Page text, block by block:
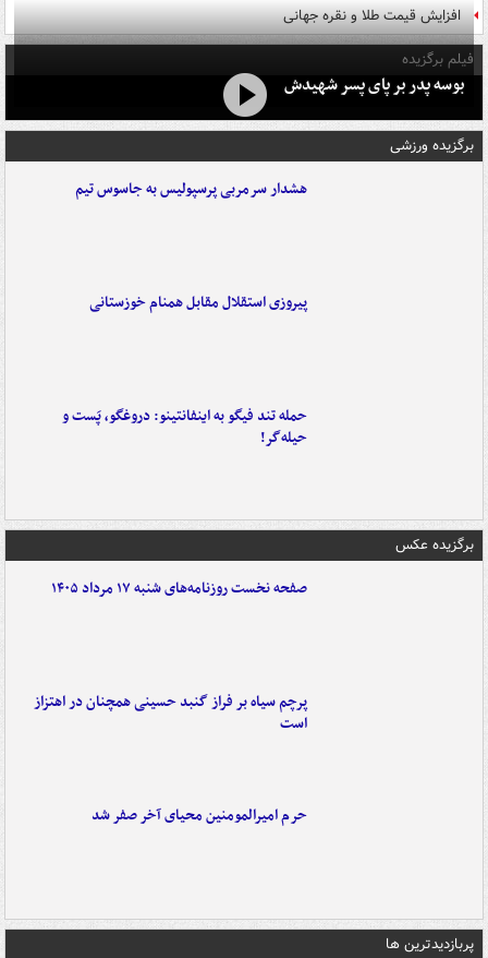
افزایش قیمت طلا و نقره جهانی
فیلم برگزیده
بوسه‌ پدر بر پای پسر شهیدش
برگزیده ورزشی
هشدار سرمربی پرسپولیس به جاسوس تیم
پیروزی استقلال مقابل همنام خوزستانی
حمله تند فیگو به اینفانتینو: دروغگو، پَست‌ و
حیله‌گر!
برگزیده عکس
صفحه نخست روزنامه‌های شنبه ۱۷ مرداد ۱۴۰۵
پرچم سیاه بر فراز گنبد حسینی همچنان در اهتزاز
است
حرم امیرالمومنین محیای آخر صفر شد
پربازدیدترین ها